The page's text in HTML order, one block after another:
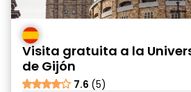
Visita gratuita a la
de Gijón
7.6 (5)